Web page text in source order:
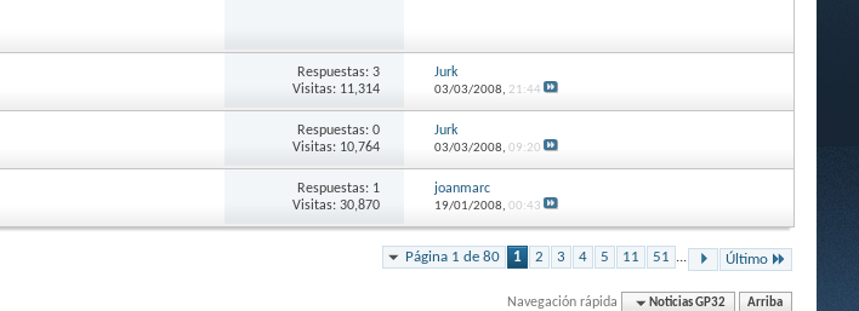
Respuestas: 3
Visitas: 11,314
Jurk
03/03/2008, 21:44
Respuestas: 0
Visitas: 10,764
Jurk
03/03/2008, 09:20
Respuestas: 1
Visitas: 30,870
joanmarc
19/01/2008, 00:43
Página 1 de 80 1 2 3 4 5 11 51 ... Último
Navegación rápida Noticias GP32 Arriba